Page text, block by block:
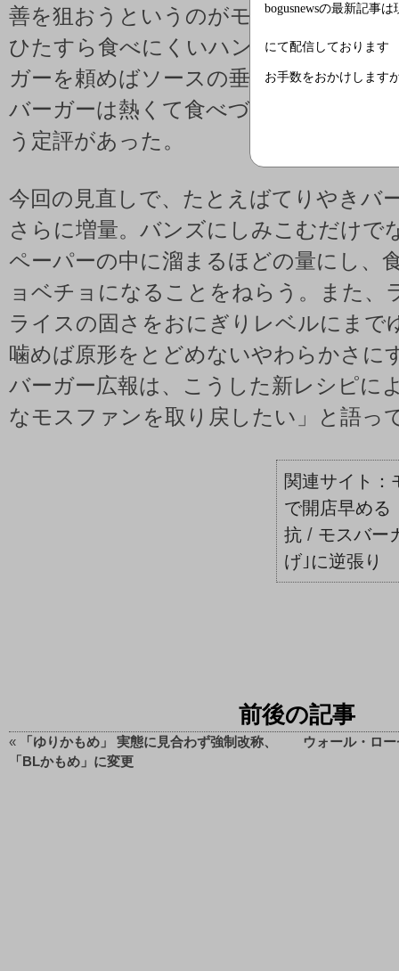
bogusnewsの最新記事は
にて配信しております
お手数をおかけします
善を狙おうというのがモスバーガーだ
ひたすら食べにくいハンバーガーが特
ガーを頼めばソースの垂れすぎで手や
バーガーは熱くて食べづらい上にぼろ
う定評があった。
今回の見直しで、たとえばてりやきバ
さらに増量。バンズにしみこむだけで
ペーパーの中に溜まるほどの量にし、
ョベチョになることをねらう。また、
ライスの固さをおにぎりレベルにまで
噛めば原形をとどめないやわらかさに
バーガー広報は、こうした新レシピに
なモスファンを取り戻したい」と語っ
で開店早め
抗 / モスバー
げ｣に逆張り
前後の記事
«
「ゆりかもめ」 実態に見合わず強制改称、
「BLかもめ」に変更
ウォール・ロ